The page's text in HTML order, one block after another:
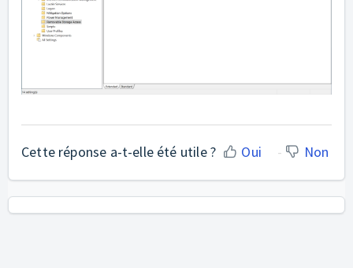
Cette réponse a-t-elle été utile ? Oui Non